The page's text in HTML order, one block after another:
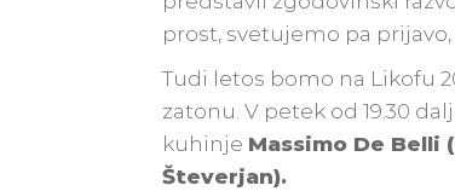
prost, svetujemo pa
Tudi letos bomo na Likofu
zatonu. V petek od 19.30
kuhinje Massimo De
Števerjan).